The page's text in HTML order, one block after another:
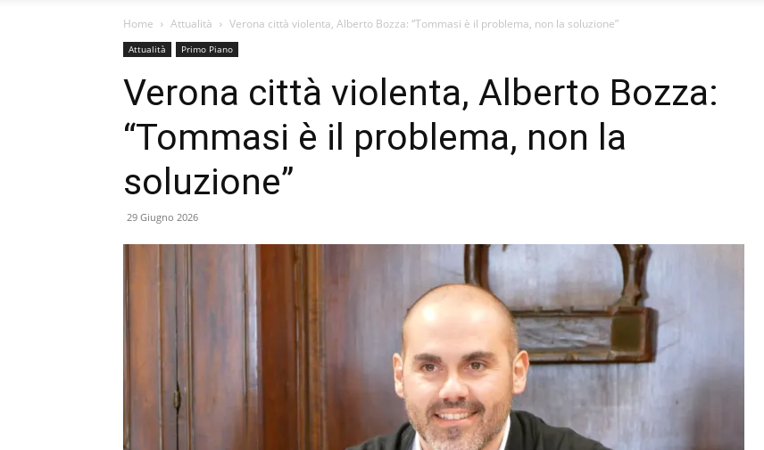
Home Attualità Verona città violenta, Alberto Bozza: “Tommasi è il problema, non la soluzione”
Attualità Primo Piano
Verona città violenta, Alberto Bozza:
“Tommasi è il problema, non la
soluzione”
29 Giugno 2026